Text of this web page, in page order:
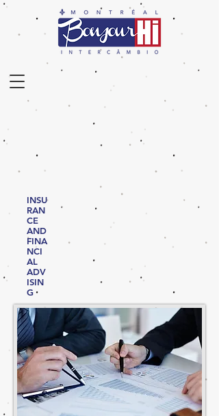
INSU
RAN
CE
AND
FINA
NCI
AL
ADV
ISIN
G